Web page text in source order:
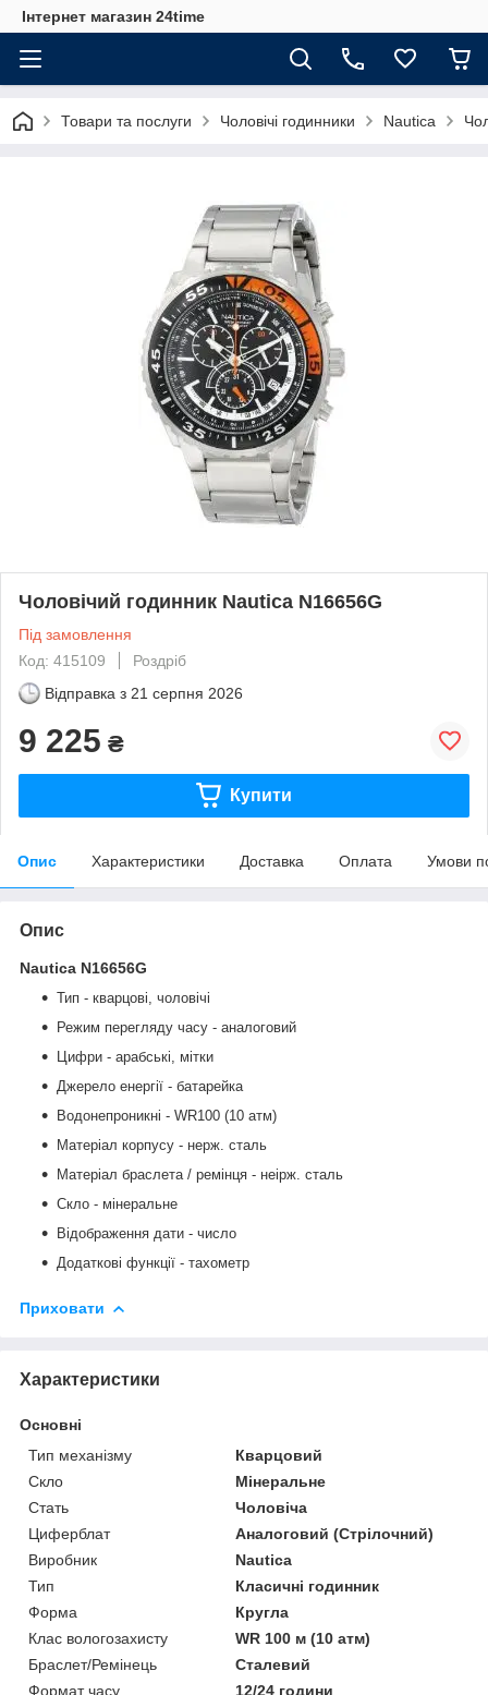
Інтернет магазин 24time
Товари та послуги Чоловічі годинники Nautica
Чоловічий годинник Nautica N16656G
Під замовлення
Код: 415109
Роздріб
Відправка з 21 серпня 2026
9 225 ₴
Купити
Опис Характеристики Доставка Оплата Умови
Опис
Nautica N16656G
Тип - кварцові, чоловічі
Режим перегляду часу - аналоговий
Цифри - арабські, мітки
Джерело енергії - батарейка
Водонепроникні - WR100 (10 атм)
Матеріал корпусу - нерж. сталь
Матеріал браслета / ремінця - неірж. сталь
Скло - мінеральне
Відображення дати - число
Додаткові функції - тахометр
Приховати
Характеристики
Основні
Тип механізму
Кварцовий
Скло
Мінеральне
Стать
Чоловіча
Циферблат
Аналоговий (Стрілочний)
Виробник
Nautica
Тип
Класичні годинник
Форма
Кругла
Клас вологозахисту
WR 100 м (10 атм)
Браслет/Ремінець
Сталевий
Формат часу
12/24 години